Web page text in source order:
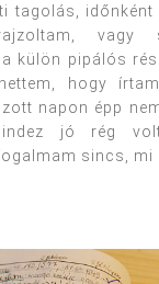
tagolás, időnként
vagy
külön pipálós
hogy
napon épp
jó rég
sincs, mi